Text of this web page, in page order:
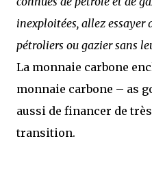
inexploitées, allez essayer
pétroliers ou gazier sans
La monnaie carbone
monnaie carbone – as
aussi de financer de
transition.